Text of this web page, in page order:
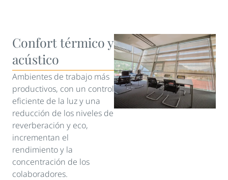
Confort térmico y
acústico
Ambientes de trabajo más
productivos, con un control
eficiente de la luz y una
reducción de los niveles de
reverberación y eco,
incrementan el
rendimiento y la
concentración de los
colaboradores.